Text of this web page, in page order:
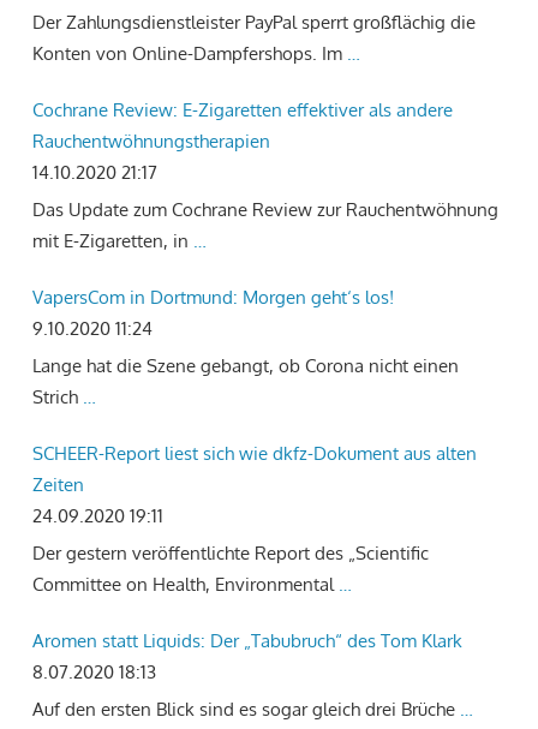
Der Zahlungsdienstleister PayPal sperrt großflächig die
Konten von Online-Dampfershops. Im …
Cochrane Review: E-Zigaretten effektiver als andere
Rauchentwöhnungstherapien
14.10.2020 21:17
Das Update zum Cochrane Review zur Rauchentwöhnung
mit E-Zigaretten, in …
VapersCom in Dortmund: Morgen geht‘s los!
9.10.2020 11:24
Lange hat die Szene gebangt, ob Corona nicht einen
Strich …
SCHEER-Report liest sich wie dkfz-Dokument aus alten
Zeiten
24.09.2020 19:11
Der gestern veröffentlichte Report des „Scientific
Committee on Health, Environmental …
Aromen statt Liquids: Der „Tabubruch“ des Tom Klark
8.07.2020 18:13
Auf den ersten Blick sind es sogar gleich drei Brüche …